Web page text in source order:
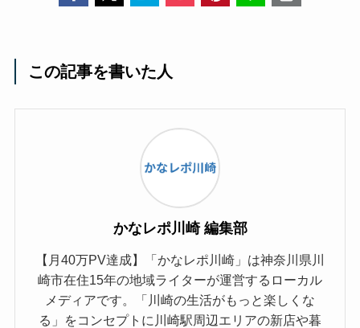
この記事を書いた人
かなレポ川崎 編集部
【月40万PV達成】「かなレポ川崎」は神奈川県川
崎市在住15年の地域ライターが運営するローカル
メディアです。「川崎の生活がもっと楽しくな
る」をコンセプトに川崎駅周辺エリアの新店や暮